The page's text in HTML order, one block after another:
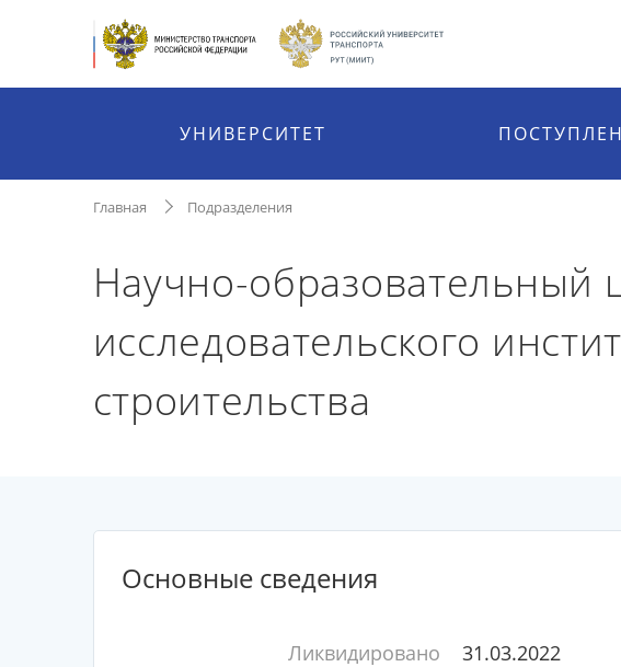
УНИВЕРСИТЕТ
Главная Подразделения
Научно-образовательный
исследовательского
строительства
Основные сведения
Ликвидировано
31.03.2022